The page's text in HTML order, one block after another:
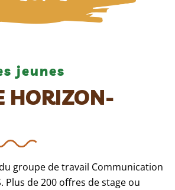
jeunes
HORIZON-
groupe de travail Communication
Plus de 200 offres de stage ou